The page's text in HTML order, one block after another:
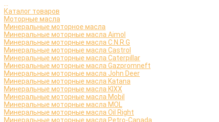
Каталог товаров
Моторные масла
Минеральные моторное масла
Минеральные моторные масла Aimol
Минеральные моторные масла C.N.R.G
Минеральные моторные масла Castrol
Минеральные моторные масла Caterpillar
Минеральные моторные масла Gazpromneft
Минеральные моторные масла John Deer
Минеральные моторные масла Katana
Минеральные моторные масла KIXX
Минеральные моторные масла Mobil
Минеральные моторные масла MOL
Минеральные моторные масла Oil Right
Минеральные моторные масла Petro-Canada